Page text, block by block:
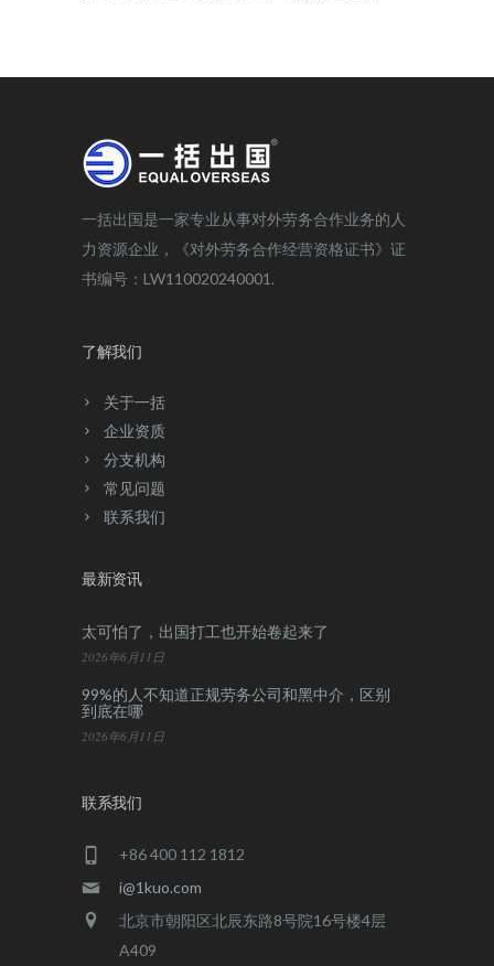
一括出国是一家专业从事对外劳务合作业务的人
力资源企业，《对外劳务合作经营资格证书》证
书编号：LW110020240001.
了解我们
关于一括
企业资质
分支机构
常见问题
联系我们
最新资讯
太可怕了，出国打工也开始卷起来了
2026年6月11日
99%的人不知道正规劳务公司和黑中介，区别
到底在哪
2026年6月11日
联系我们
+86 400 112 1812
i@1kuo.com
北京市朝阳区北辰东路8号院16号楼4层
A409